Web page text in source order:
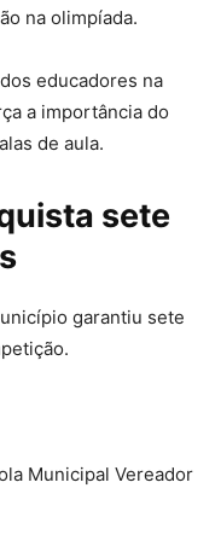
na olimpíada.
educadores na
a importância do
de aula.
sete
garantiu sete
Municipal Vereador